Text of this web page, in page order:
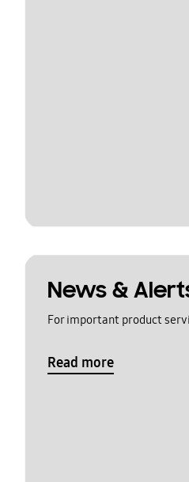
News &
For important product
Read more